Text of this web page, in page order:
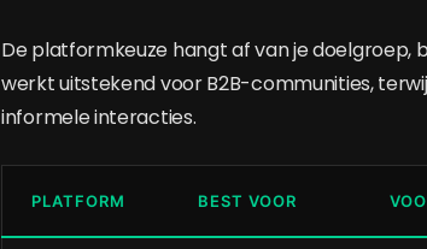
De platformkeuze hangt af van je doelgroep,
werkt uitstekend voor B2B-communities,
informele interacties.
PLATFORM BEST VOOR